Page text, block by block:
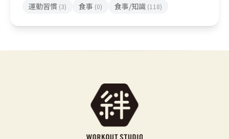
運動習慣 (3) 食事 (0) 食事/知識 (118)